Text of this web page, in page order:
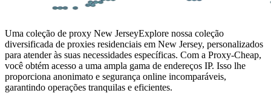
Uma coleção de proxy New JerseyExplore nossa coleção
diversificada de proxies residenciais em New Jersey, personalizados
para atender às suas necessidades específicas. Com a Proxy-Cheap,
você obtém acesso a uma ampla gama de endereços IP. Isso lhe
proporciona anonimato e segurança online incomparáveis,
garantindo operações tranquilas e eficientes.